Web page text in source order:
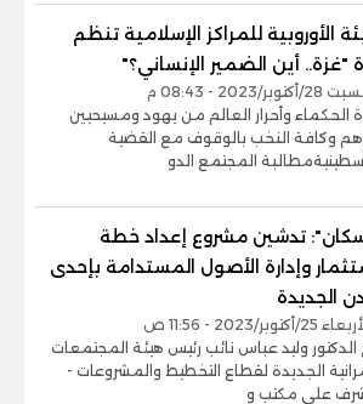
الأوروبية للمراكز الإسلامية تنظم
"غزة.. أين الضمير الإنساني؟"
أكتوبر/2023 - 08:43 م
الحكماء وأحرار العالم من يهود ومسيحيين
وكافة النخب بالوقوف مع القضية
المجتمع الدو
تدشين مشروع إعداد خطة
وإدارة الأصول المستدامة بإحدى
الجديدة
25/أكتوبر/2023 - 11:56 ص
وليد عباس نائب رئيس هيئة المجتمعات
الجديدة لقطاع التخطيط والمشروعات -
على مكتب و